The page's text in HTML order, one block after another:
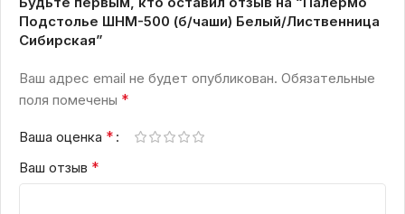
Подстолье ШНМ-500 (б/чаши) Белый/Лиственница
Сибирская”
Ваш адрес email не будет опубликован. Обязательные
поля помечены *
Ваша оценка *
Ваш отзыв *